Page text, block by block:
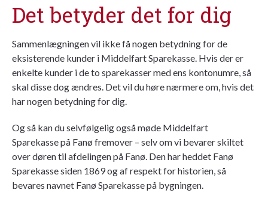
Det betyder det for dig
Sammenlægningen vil ikke få nogen betydning for de
eksisterende kunder i Middelfart Sparekasse. Hvis der er
enkelte kunder i de to sparekasser med ens kontonumre, så
skal disse dog ændres. Det vil du høre nærmere om, hvis det
har nogen betydning for dig.
Og så kan du selvfølgelig også møde Middelfart
Sparekasse på Fanø fremover – selv om vi bevarer skiltet
over døren til afdelingen på Fanø. Den har heddet Fanø
Sparekasse siden 1869 og af respekt for historien, så
bevares navnet Fanø Sparekasse på bygningen.